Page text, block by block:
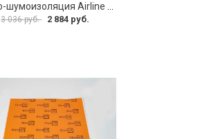
Вибро-шумоизоляция Airline Base 3 ADVI003
3 036 руб. 2 884 руб.